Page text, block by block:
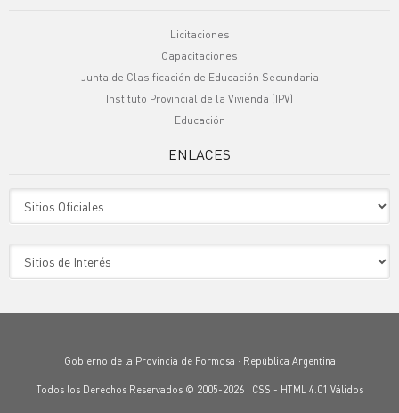
Licitaciones
Capacitaciones
Junta de Clasificación de Educación Secundaria
Instituto Provincial de la Vivienda (IPV)
Educación
ENLACES
Gobierno de la Provincia de Formosa · República Argentina
Todos los Derechos Reservados © 2005-2026 · CSS - HTML 4.01 Válidos